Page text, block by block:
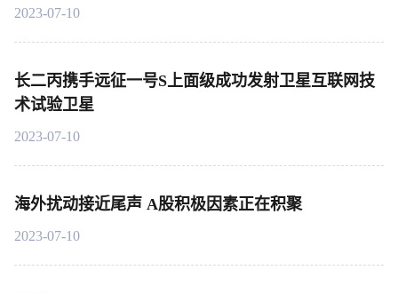
2023-07-10
长二丙携手远征一号S上面级成功发射卫星互联网技
术试验卫星
2023-07-10
海外扰动接近尾声 A股积极因素正在积聚
2023-07-10